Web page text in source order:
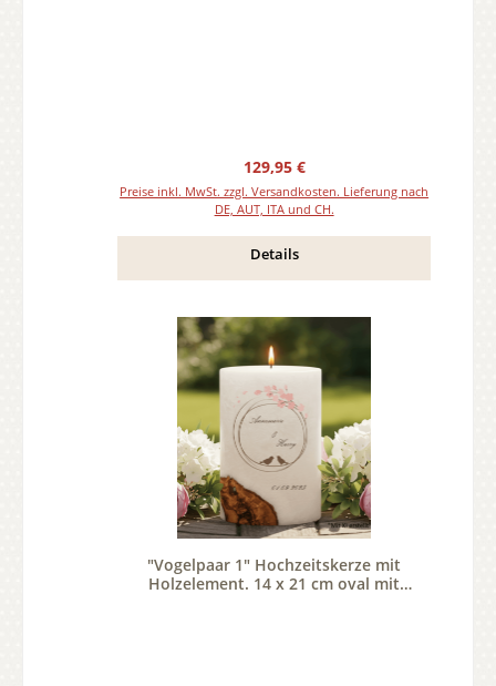
Regulärer Preis:
129,95 €
Preise inkl. MwSt. zzgl. Versandkosten. Lieferung nach
DE, AUT, ITA und CH.
Details
"Vogelpaar 1" Hochzeitskerze mit
Holzelement. 14 x 21 cm oval mit